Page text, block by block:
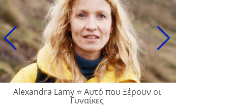
Alexandra Lamy ⭐ Αυτό που Ξέρουν οι
Γυναίκες